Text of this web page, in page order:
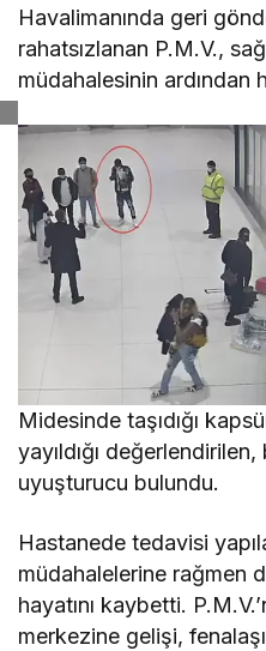
Havalimanında geri
rahatsızlanan P.M.V.,
müdahalesinin ardından
Midesinde taşıdığı
yayıldığı değerlendirilen,
uyuşturucu bulundu.
Hastanede tedavisi
müdahalelerine rağmen
hayatını kaybetti.
merkezine gelişi,